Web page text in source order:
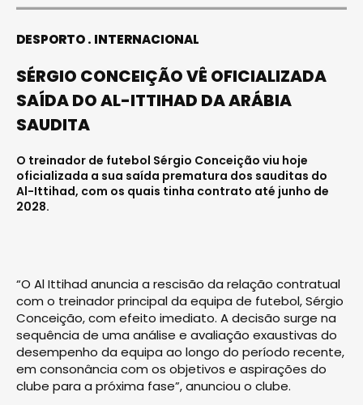
DESPORTO INTERNACIONAL
SÉRGIO CONCEIÇÃO VÊ OFICIALIZADA
SAÍDA DO AL-ITTIHAD DA ARÁBIA
SAUDITA
O treinador de futebol Sérgio Conceição viu hoje
oficializada a sua saída prematura dos sauditas do
Al-Ittihad, com os quais tinha contrato até junho de
2028.
“O Al Ittihad anuncia a rescisão da relação contratual
com o treinador principal da equipa de futebol, Sérgio
Conceição, com efeito imediato. A decisão surge na
sequência de uma análise e avaliação exaustivas do
desempenho da equipa ao longo do período recente,
em consonância com os objetivos e aspirações do
clube para a próxima fase”, anunciou o clube.